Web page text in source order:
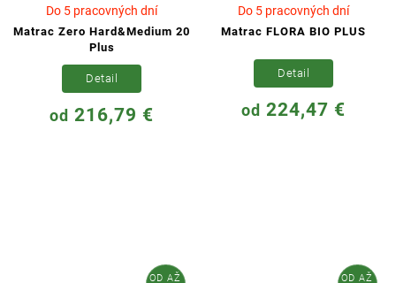
Matrac Zero Hard&Medium 20
Plus
Do 5 pracovných dní
od 216,79 €
Detail
Matrac FLORA BIO PLUS
Do 5 pracovných dní
od 224,47 €
Detail
ODAŽ ODAŽ